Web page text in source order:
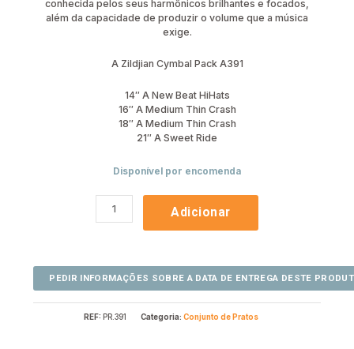
conhecida pelos seus harmônicos brilhantes e focados,
além da capacidade de produzir o volume que a música
exige.
A Zildjian Cymbal Pack A391
14″ A New Beat HiHats
16″ A Medium Thin Crash
18″ A Medium Thin Crash
21″ A Sweet Ride
Disponível por encomenda
Adicionar
REF: PR.391 Categoria: Conjunto de Pratos